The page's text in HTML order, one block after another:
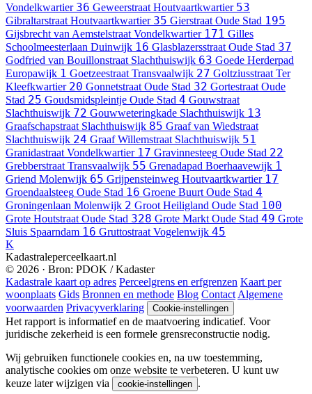
Vondelkwartier 36 Geweerstraat Houtvaartkwartier 53
Gibraltarstraat Houtvaartkwartier 35 Gierstraat Oude Stad 195
Gijsbrecht van Aemstelstraat Vondelkwartier 171 Gilles
Schoolmeesterlaan Duinwijk 16 Glasblazersstraat Oude Stad 37
Godfried van Bouillonstraat Slachthuiswijk 63 Goede Herderpad
Europawijk 1 Goetzeestraat Transvaalwijk 27 Goltziusstraat Ter
Kleefkwartier 20 Gonnetstraat Oude Stad 32 Gortestraat Oude
Stad 25 Goudsmidspleintje Oude Stad 4 Gouwstraat
Slachthuiswijk 72 Gouwweteringkade Slachthuiswijk 13
Graafschapstraat Slachthuiswijk 85 Graaf van Wiedstraat
Slachthuiswijk 24 Graaf Willemstraat Slachthuiswijk 51
Granidastraat Vondelkwartier 17 Gravinnesteeg Oude Stad 22
Grebberstraat Transvaalwijk 55 Grenadapad Boerhaavewijk 1
Griend Molenwijk 65 Grijpensteinweg Houtvaartkwartier 17
Groendaalsteeg Oude Stad 16 Groene Buurt Oude Stad 4
Groningenlaan Molenwijk 2 Groot Heiligland Oude Stad 100
Grote Houtstraat Oude Stad 328 Grote Markt Oude Stad 49 Grote
Sluis Spaarndam 16 Gruttostraat Vogelenwijk 45
K
Kadastraleperceelkaart.nl
© 2026 · Bron: PDOK / Kadaster
Kadastrale kaart op adres Perceelgrens en erfgrenzen Kaart per
woonplaats Gids Bronnen en methode Blog ContactAlgemene
voorwaarden Privacyverklaring Cookie-instellingen
Het rapport is informatief en de maatvoering indicatief. Voor
juridische zekerheid is een formele grensreconstructie nodig.
Wij gebruiken functionele cookies en, na uw toestemming,
analytische cookies om onze website te verbeteren. U kunt uw
keuze later wijzigen via
cookie-instellingen .